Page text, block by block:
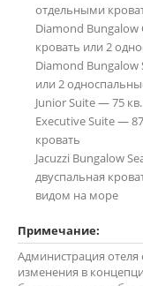
отдельными
Diamond Bungalow
кровать или 2
Diamond Bungalow
или 2
Junior Suite — 75
Executive Suite —
кровать
Jacuzzi Bungalow
двуспальная
видом на море
Администрация отеля
изменения в